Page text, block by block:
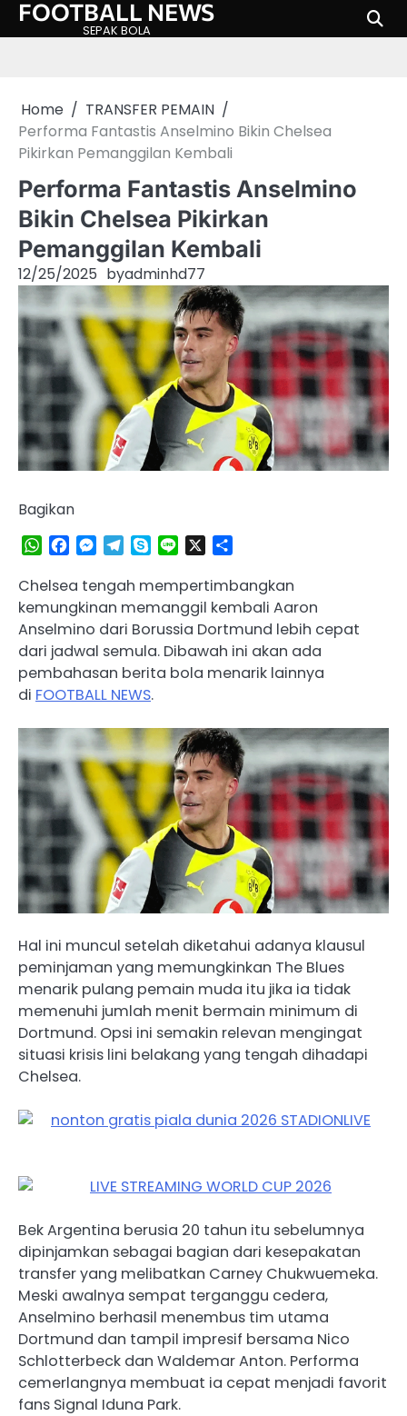
SkipFOOTBALL NEWS
SEPAK BOLA
Home
TRANSFER PEMAIN
Performa Fantastis Anselmino Bikin Chelsea
Pikirkan Pemanggilan Kembali
Performa Fantastis Anselmino
Bikin Chelsea Pikirkan
Pemanggilan Kembali
12/25/2025 byadminhd77
Bagikan
WhatsApp
Facebook
Messenger
Telegram
SkypeLine
Chelsea tengah mempertimbangkan
kemungkinan memanggil kembali Aaron
Anselmino dari Borussia Dortmund lebih cepat
dari jadwal semula. Dibawah ini akan ada
pembahasan berita bola menarik lainnya
di FOOTBALL NEWS.
Hal ini muncul setelah diketahui adanya klausul
peminjaman yang memungkinkan The Blues
menarik pulang pemain muda itu jika ia tidak
memenuhi jumlah menit bermain minimum di
Dortmund. Opsi ini semakin relevan mengingat
situasi krisis lini belakang yang tengah dihadapi
Chelsea.
Bek Argentina berusia 20 tahun itu sebelumnya
dipinjamkan sebagai bagian dari kesepakatan
transfer yang melibatkan Carney Chukwuemeka.
Meski awalnya sempat terganggu cedera,
Anselmino berhasil menembus tim utama
Dortmund dan tampil impresif bersama Nico
Schlotterbeck dan Waldemar Anton. Performa
cemerlangnya membuat ia cepat menjadi favorit
fans Signal Iduna Park.